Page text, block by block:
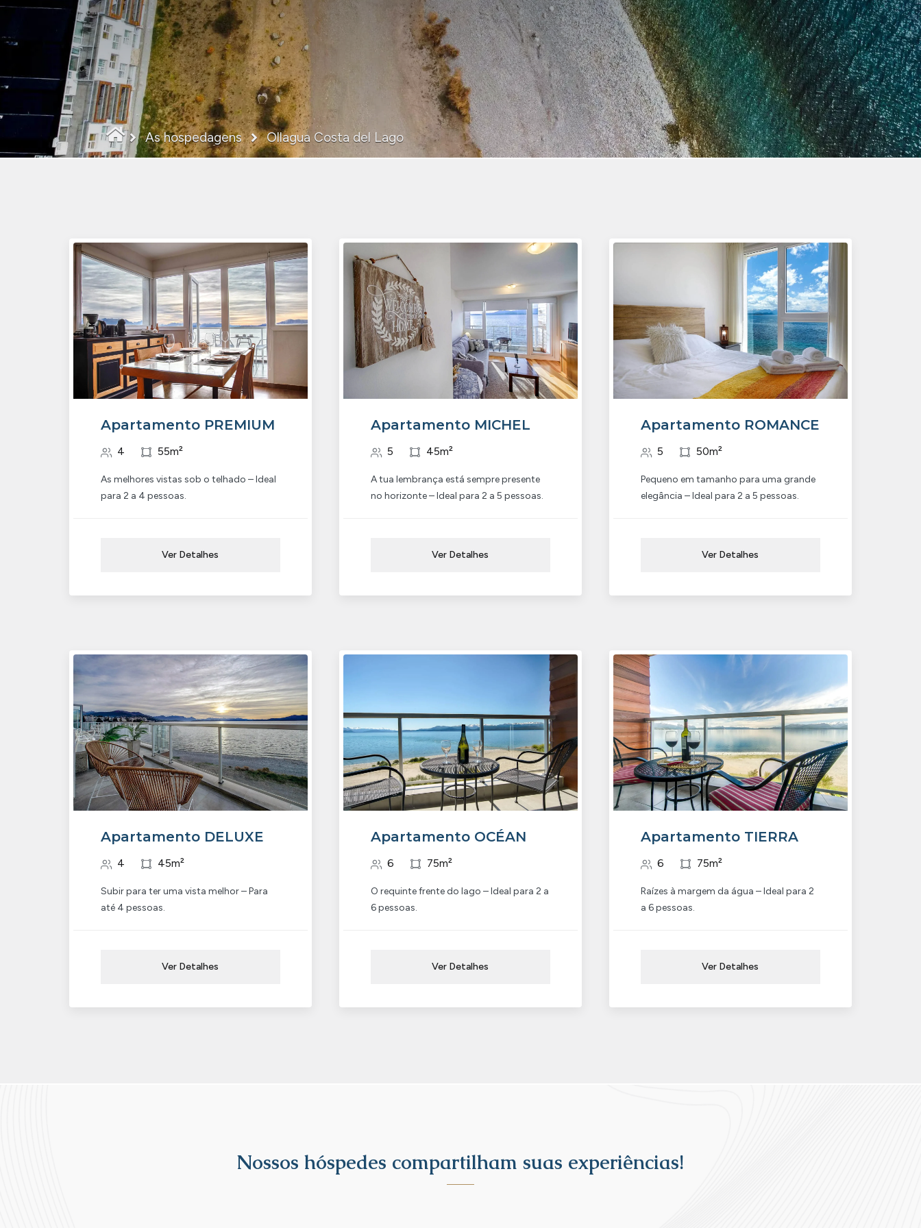
As hospedagens Ollagua Costa del Lago
Apartamento PREMIUM
4 55m²
As melhores vistas sob o telhado – Ideal
para 2 a 4 pessoas.
Ver Detalhes
Apartamento MICHEL
5 45m²
A tua lembrança está sempre presente
no horizonte – Ideal para 2 a 5 pessoas.
Ver Detalhes
Apartamento ROMANCE
5 50m²
Pequeno em tamanho para uma grande
elegância – Ideal para 2 a 5 pessoas.
Ver Detalhes
Apartamento DELUXE
4 45m²
Subir para ter uma vista melhor – Para
até 4 pessoas.
Ver Detalhes
Apartamento OCÉAN
6 75m²
O requinte frente do lago – Ideal para 2 a
6 pessoas.
Ver Detalhes
Apartamento TIERRA
6 75m²
Raízes à margem da água – Ideal para 2
a 6 pessoas.
Ver Detalhes
Nossos hóspedes compartilham suas experiências!